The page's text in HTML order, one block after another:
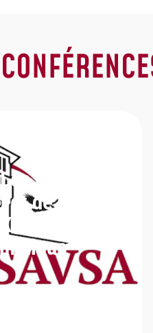
prisons de
de Caylus
siècles,